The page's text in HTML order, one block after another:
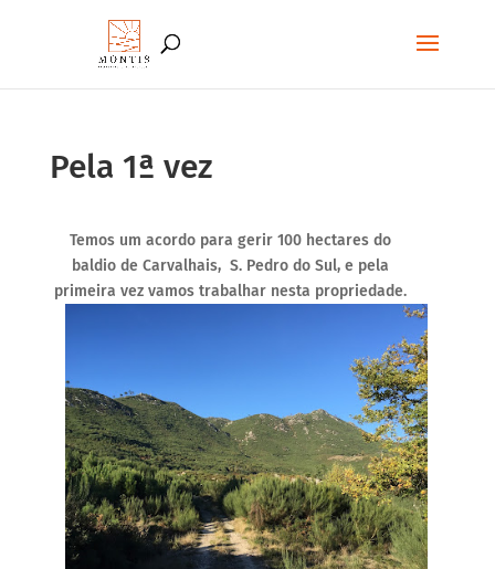
Pela 1ª vez
Temos um acordo para gerir 100 hectares do
baldio de Carvalhais, S. Pedro do Sul, e pela
primeira vez vamos trabalhar nesta propriedade.